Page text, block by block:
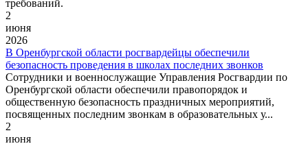
требований.
2
июня
2026
В Оренбургской области росгвардейцы обеспечили
безопасность проведения в школах последних звонков
Сотрудники и военнослужащие Управления Росгвардии по
Оренбургской области обеспечили правопорядок и
общественную безопасность праздничных мероприятий,
посвященных последним звонкам в образовательных у...
2
июня